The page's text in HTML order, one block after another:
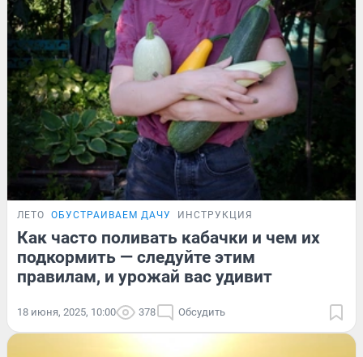
ЛЕТО ОБУСТРАИВАЕМ ДАЧУ ИНСТРУКЦИЯ
Как часто поливать кабачки и чем их
подкормить — следуйте этим
правилам, и урожай вас удивит
18 июня, 2025, 10:00 378 Обсудить